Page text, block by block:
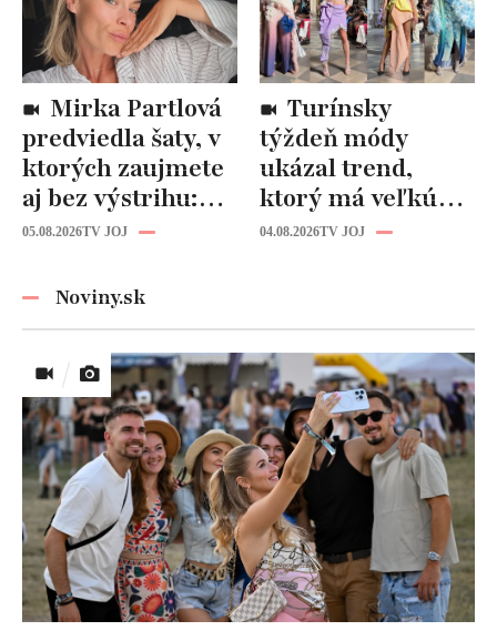
predviedla šaty, v
ktorých zaujmete
aj bez výstrihu:
Ich čaro je v tomto
05.08.2026TV JOJ
týždeň módy
ukázal trend,
ktorý má veľkú
budúcnosť: Počuli
04.08.2026TV JOJ
Noviny.sk